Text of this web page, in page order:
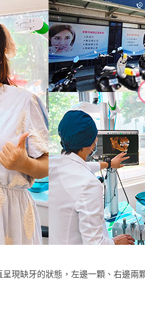
現缺牙的狀態，左邊一顆、右邊兩